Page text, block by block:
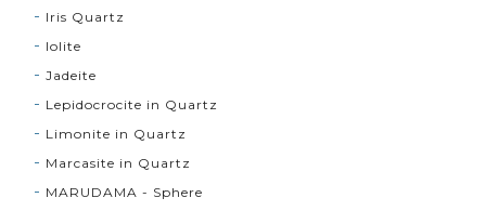
Iris Quartz
Iolite
Jadeite
Lepidocrocite in Quartz
Limonite in Quartz
Marcasite in Quartz
MARUDAMA - Sphere